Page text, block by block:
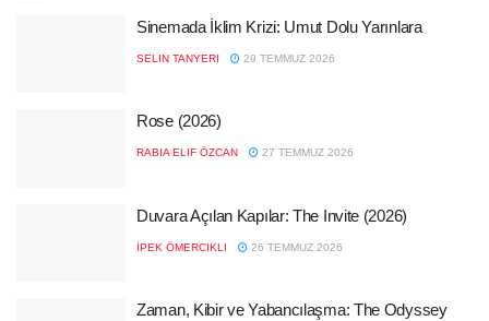
Sinemada İklim Krizi: Umut Dolu Yarınlara
SELIN TANYERI 29 TEMMUZ 2026
Rose (2026)
RABIA ELIF ÖZCAN 27 TEMMUZ 2026
Duvara Açılan Kapılar: The Invite (2026)
İPEK ÖMERCIKLI 26 TEMMUZ 2026
Zaman, Kibir ve Yabancılaşma: The Odyssey